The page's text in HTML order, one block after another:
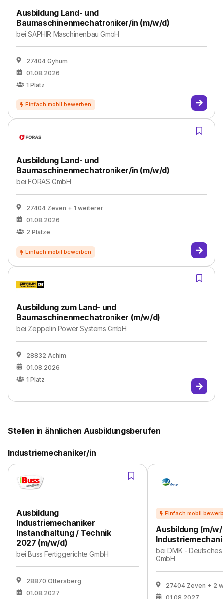
Ausbildung Land- und
Baumaschinenmechatroniker/in (m/w/d)
beiSAPHIR Maschinenbau GmbH
27404 Gyhum
01.08.2026
1 Platz
Ausbildung Land- und
Baumaschinenmechatroniker/in (m/w/d)
beiFORAS GmbH
27404 Zeven + 1 weiterer
01.08.2026
2 Plätze
Ausbildung zum Land- und
Baumaschinenmechatroniker (m/w/d)
bei Zeppelin Power Systems GmbH
28832 Achim
01.08.2026
1 Platz
Stellen in ähnlichen Ausbildungsberufen
Industriemechaniker/in
Ausbildung
Industriemechaniker
Instandhaltung / Technik
2027 (m/w/d)
beiBuss Fertiggerichte GmbH
28870 Ottersberg
01.08.2027
Ausbildung (m/
beiDMK -
GmbH
27404 Zeven + 2
01.08.2027